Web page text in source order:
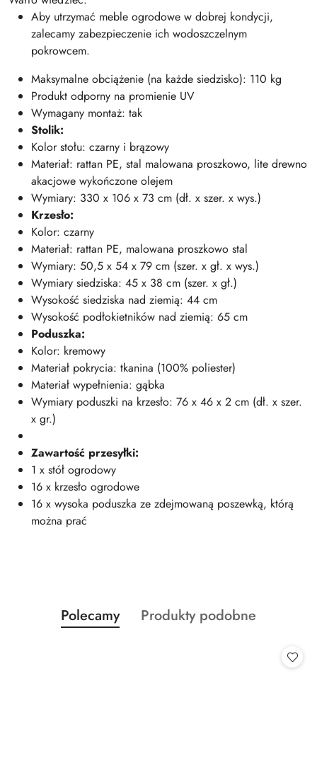
Aby utrzymać meble ogrodowe w dobrej kondycji,
zalecamy zabezpieczenie ich wodoszczelnym
pokrowcem.
Maksymalne obciążenie (na każde siedzisko): 110 kg
Produkt odporny na promienie UV
Wymagany montaż: tak
Stolik:
Kolor stołu: czarny i brązowy
Materiał: rattan PE, stal malowana proszkowo, lite drewno
akacjowe wykończone olejem
Wymiary: 330 x 106 x 73 cm (dł. x szer. x wys.)
Krzesło:
Kolor: czarny
Materiał: rattan PE, malowana proszkowo stal
Wymiary: 50,5 x 54 x 79 cm (szer. x gł. x wys.)
Wymiary siedziska: 45 x 38 cm (szer. x gł.)
Wysokość siedziska nad ziemią: 44 cm
Wysokość podłokietników nad ziemią: 65 cm
Poduszka:
Kolor: kremowy
Materiał pokrycia: tkanina (100% poliester)
Materiał wypełnienia: gąbka
Wymiary poduszki na krzesło: 76 x 46 x 2 cm (dł. x szer.
x gr.)
Zawartość przesyłki:
1 x stół ogrodowy
16 x krzesło ogrodowe
16 x wysoka poduszka ze zdejmowaną poszewką, którą
można prać
Pomiń karuzelę produktów
Produkty
o
Polecamy
Produkty
Produkty podobne